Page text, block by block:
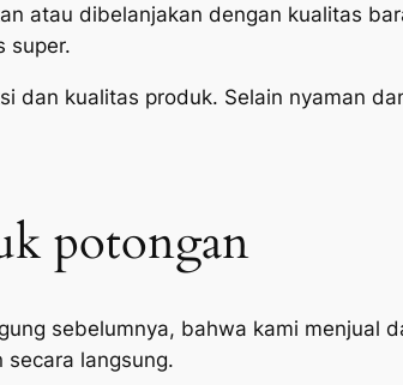
atau dibelanjakan dengan kualitas
super.
dan kualitas produk. Selain nyaman
potongan
sebelumnya, bahwa kami menjual
langsung.